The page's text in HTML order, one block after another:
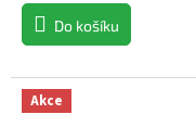
Do košíku
Akce